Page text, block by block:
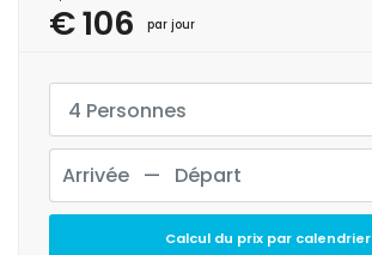
€ 106 par jour
4 Personnes
Calcul du prix par calendrier